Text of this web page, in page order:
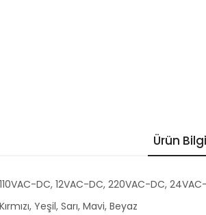
Ürün
110VAC-DC, 12VAC-DC, 220VAC-DC,
Kırmızı, Yeşil, Sarı, Mavi, Beyaz